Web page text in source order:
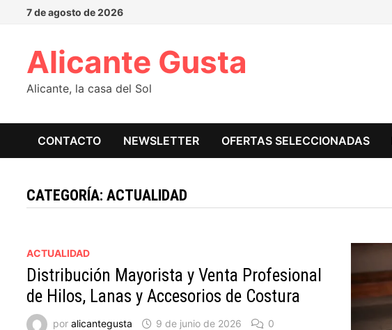
Saltar7 de agosto de 2026
Alicante Gusta
Alicante, la casa del Sol
CONTACTO NEWSLETTER OFERTAS SELECCIONADAS
CATEGORÍA:ACTUALIDAD
ACTUALIDAD
Distribución Mayorista y Venta Profesional
de Hilos, Lanas y Accesorios de Costura
poralicantegusta 9 de junio de 2026 0